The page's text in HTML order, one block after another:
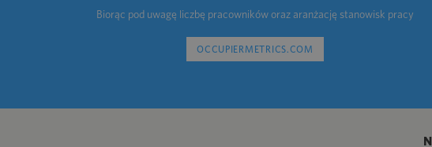
Biorąc pod uwagę liczbę pracowników oraz aranżację stanowisk pracy
OCCUPIERMETRICS.COM